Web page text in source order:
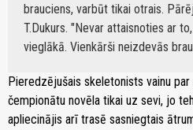
brauciens, varbūt tikai otrais.
T.Dukurs. "Nevar attaisnoties ar
vieglākā. Vienkārši neizdevās
Pieredzējušais skeletonists vainu
čempionātu novēla tikai uz sevi, jo
apliecinājis arī trasē sasniegtais